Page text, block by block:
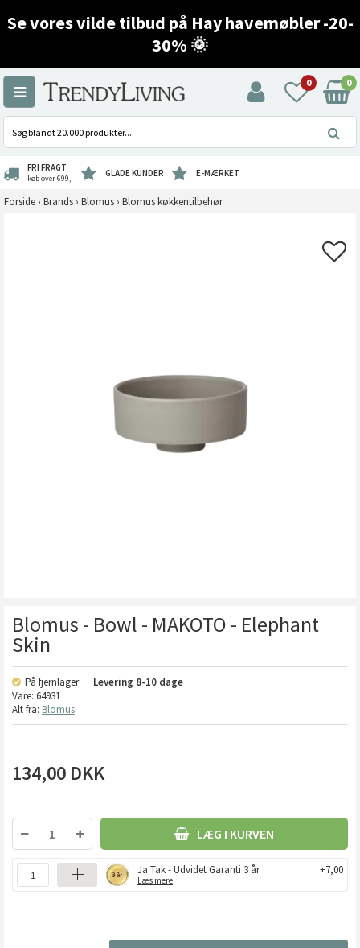
Se vores vilde tilbud på Hay havemøbler -20-
30% 🌞
0 0
FRI FRAGT
køb over 699,- GLADE KUNDER E-MÆRKET
Forside › Brands › Blomus › Blomus køkkentilbehør
Blomus - Bowl - MAKOTO - Elephant
Skin
På fjernlager Levering 8-10 dage
Vare: 64931
Alt fra: Blomus
134,00 DKK
LÆG I KURVEN
Ja Tak - Udvidet Garanti 3 år
Læs mere
+7,00